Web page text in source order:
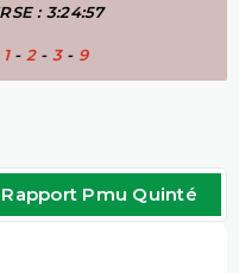
: 3:24:57
1- 2- 3- 9
Rapport Pmu Quinté